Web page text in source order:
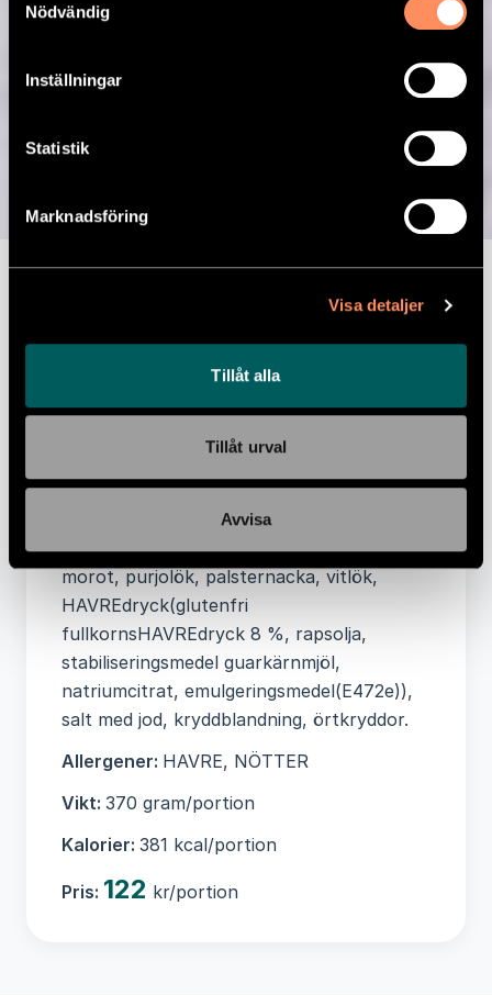
Nödvändig
Inställningar
Statistik
Marknadsföring
Visa detaljer
Tillåt alla
Tillåt urval
Avvisa
Ragu på svamp,
grönkål, lök &
kryddad quinoa
Näringsvärde per 100 gram:
fett 0,2 g, Kolhydrater 13 g, -varav
Sockerarter 2,3 g, Protein 4 g, Salt 0,5 g
Ingredienser:Champinjoner, karl johan
svamp, bladspenat, schalottenlök, quinoa,
grönkål, lök, SÖTMANDEL, kikärtor,
morot, purjolök, palsternacka, vitlök,
HAVREdryck(glutenfri
fullkornsHAVREdryck 8 %, rapsolja,
stabiliseringsmedel guarkärnmjöl,
natriumcitrat, emulgeringsmedel(E472e)),
salt med jod, kryddblandning, örtkryddor.
Allergener: HAVRE, NÖTTER
Vikt: 370 gram/portion
Kalorier: 381 kcal/portion
Pris: 122 kr/portion